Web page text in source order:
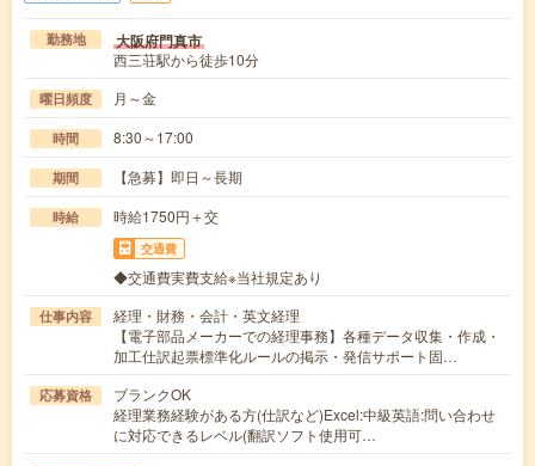
勤務地 大阪府門真市
西三荘駅から徒歩10分
曜日頻度 月～金
時間 8:30～17:00
期間 【急募】即日～長期
時給 時給1750円＋交
交通費
◆交通費実費支給※当社規定あり
仕事内容
経理・財務・会計・英文経理
【電子部品メーカーでの経理事務】各種データ収集・作成・
加工仕訳起票標準化ルールの掲示・発信サポート固…
応募資格
ブランクOK
経理業務経験がある方(仕訳など)Excel:中級英語:問い合わせ
に対応できるレベル(翻訳ソフト使用可…